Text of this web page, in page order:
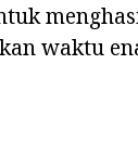
waktu